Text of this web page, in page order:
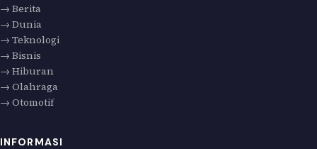
→ Berita
→ Dunia
→ Teknologi
→ Bisnis
→ Hiburan
→ Olahraga
→ Otomotif
INFORMASI